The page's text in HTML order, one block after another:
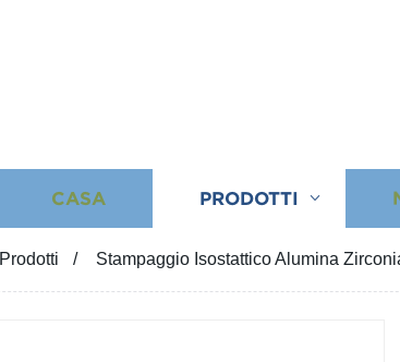
CASA PRODOTTI
Prodotti Stampaggio Isostattico Alumina